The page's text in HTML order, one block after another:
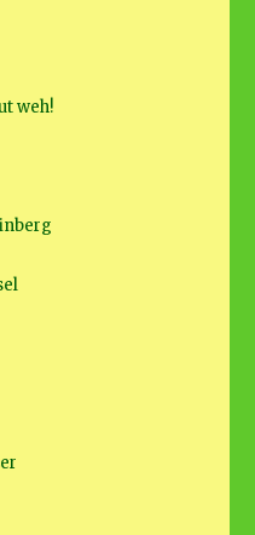
weh!